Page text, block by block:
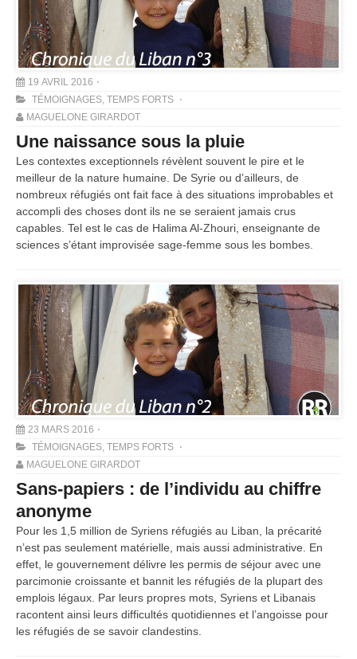
19 AVRIL 2016
TÉMOIGNAGES, TEMPS FORTS
MAGUELONE GIRARDOT
Une naissance sous la pluie
Les contextes exceptionnels révèlent souvent le pire et le
meilleur de la nature humaine. De Syrie ou d’ailleurs, de
nombreux réfugiés ont fait face à des situations improbables et
accompli des choses dont ils ne se seraient jamais crus
capables. Tel est le cas de Halima Al-Zhouri, enseignante de
sciences s’étant improvisée sage-femme sous les bombes.
23 MARS 2016
TÉMOIGNAGES, TEMPS FORTS
MAGUELONE GIRARDOT
Sans-papiers : de l’individu au chiffre
anonyme
Pour les 1,5 million de Syriens réfugiés au Liban, la précarité
n’est pas seulement matérielle, mais aussi administrative. En
effet, le gouvernement délivre les permis de séjour avec une
parcimonie croissante et bannit les réfugiés de la plupart des
emplois légaux. Par leurs propres mots, Syriens et Libanais
racontent ainsi leurs difficultés quotidiennes et l’angoisse pour
les réfugiés de se savoir clandestins.